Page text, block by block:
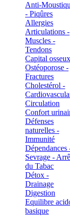
Anti-
- Piqûres
Allergies
Articulations -
Muscles -
Tendons
Capital
Ostéoporose -
Fractures
Cholestérol -
Circulation
Confort
Défenses
naturelles -
Immunité
Dépendances
Sevrage -
du Tabac
Détox -
Drainage
Digestion
Equilibre
basique